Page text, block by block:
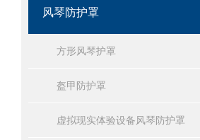
风琴防护罩
方形风琴护罩
盔甲防护罩
虚拟现实体验设备风琴防护罩